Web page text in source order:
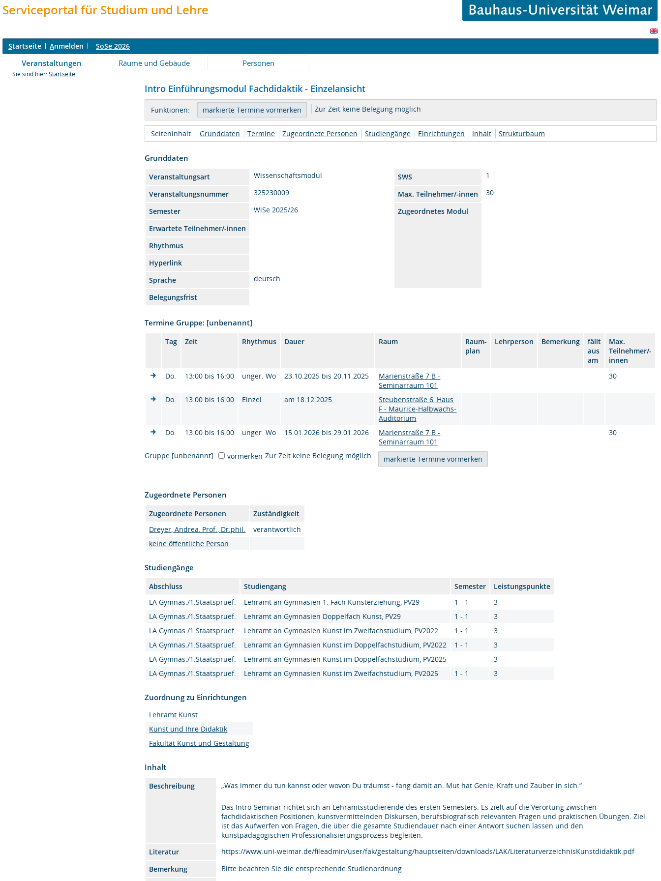
Serviceportal für Studium und Lehre
Startseite Anmelden SoSe 2026
Veranstaltungen Räume und Gebäude Personen
Sie sind hier: Startseite
Intro Einführungsmodul Fachdidaktik - Einzelansicht
Funktionen: Zur Zeit keine Belegung möglich
Seiteninhalt: Grunddaten Termine Zugeordnete Personen Studiengänge Einrichtungen Inhalt Strukturbaum
Grunddaten
Veranstaltungsart Wissenschaftsmodul SWS
1
Veranstaltungsnummer
325230009 Max. Teilnehmer/-innen
30
Semester
WiSe 2025/26
Zugeordnetes Modul
Erwartete Teilnehmer/-innen
Rhythmus
Hyperlink
Sprache
deutsch
Belegungsfrist
Termine Gruppe: [unbenannt]
Tag Zeit Rhythmus Dauer Raum
Raum-
plan
Lehrperson Bemerkung
fällt
aus
am
Max.
Teilnehmer/-
innen
Do.
13:00 bis 16:00 unger. Wo 23.10.2025 bis 20.11.2025
Marienstraße 7 B -
Seminarraum 101
30
Do. 13:00 bis 16:00 Einzel am 18.12.2025
Steubenstraße 6, Haus
F - Maurice-Halbwachs-
Auditorium
Do.
13:00 bis 16:00 unger. Wo 15.01.2026 bis 29.01.2026
Marienstraße 7 B -
Seminarraum 101
30
Gruppe [unbenannt]: vormerken Zur Zeit keine Belegung möglich
Zugeordnete Personen
Zugeordnete Personen
Zuständigkeit
Dreyer, Andrea, Prof., Dr.phil.
verantwortlich
keine öffentliche Person
Studiengänge
Abschluss Studiengang Semester
Leistungspunkte
LA Gymnas./1.Staatspruef.
Lehramt an Gymnasien 1. Fach Kunsterziehung, PV29 1 - 1
3
LA Gymnas./1.Staatspruef.
Lehramt an Gymnasien Doppelfach Kunst, PV29 1 - 1
3
LA Gymnas./1.Staatspruef.
Lehramt an Gymnasien Kunst im Zweifachstudium, PV2022 1 - 1
3
LA Gymnas./1.Staatspruef.
Lehramt an Gymnasien Kunst im Doppelfachstudium, PV2022 1 - 1
3
LA Gymnas./1.Staatspruef.
Lehramt an Gymnasien Kunst im Doppelfachstudium, PV2025 -
3
LA Gymnas./1.Staatspruef.
Lehramt an Gymnasien Kunst im Zweifachstudium, PV2025 1 - 1 3
Zuordnung zu Einrichtungen
Lehramt Kunst
Kunst und Ihre Didaktik
Fakultät Kunst und Gestaltung
Inhalt
Beschreibung „Was immer du tun kannst oder wovon Du träumst - fang damit an. Mut hat Genie, Kraft und Zauber in sich.“
Das Intro-Seminar richtet sich an Lehramtsstudierende des ersten Semesters. Es zielt auf die Verortung zwischen
fachdidaktischen Positionen, kunstvermittelnden Diskursen, berufsbiografisch relevanten Fragen und praktischen Übungen. Ziel
ist das Aufwerfen von Fragen, die über die gesamte Studiendauer nach einer Antwort suchen lassen und den
kunstpädagogischen Professionalisierungsprozess begleiten.
Literatur
https://www.uni-weimar.de/fileadmin/user/fak/gestaltung/hauptseiten/downloads/LAK/LiteraturverzeichnisKunstdidaktik.pdf
Bemerkung
Bitte beachten Sie die entsprechende Studienordnung